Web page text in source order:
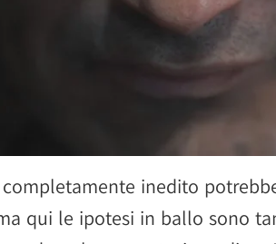
inedito
qui le ipotesi in ballo sono